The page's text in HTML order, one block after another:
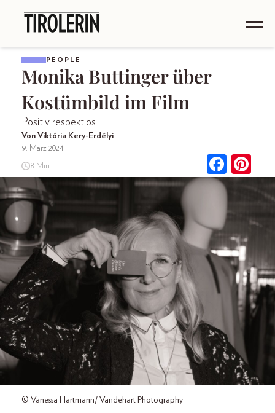
PEOPLE
Monika Buttinger über
Kostümbild im Film
Positiv respektlos
Von Viktória Kery-Erdélyi
9. März 2024
8 Min.
© Vanessa Hartmann/ Vandehart Photography